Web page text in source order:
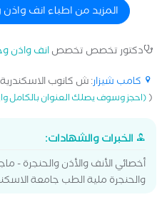
التنفس بالجراحة عملية التصاق
عملية الجيوب الأنفية بالمنظار
الغدة اللعابية عملية اللوز
طبلة الأذن عملية عظمة ركاب
المزيد من اطباء انف
دكتور تخصص تخصصانف واذن
كامب شيزار: ش كانوب
((احجز وسوف يصلك العنوان بالكامل
الخبرات والشهادات:
أخصائي الأنف والأذن والحنجرة -
والحنجرة ملية الطب جامعة